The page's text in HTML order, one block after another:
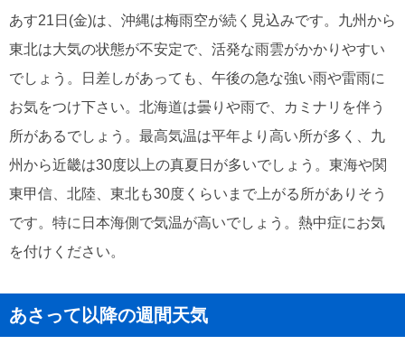
あす21日(金)は、沖縄は梅雨空が続く見込みです。九州から
東北は大気の状態が不安定で、活発な雨雲がかかりやすい
でしょう。日差しがあっても、午後の急な強い雨や雷雨に
お気をつけ下さい。北海道は曇りや雨で、カミナリを伴う
所があるでしょう。最高気温は平年より高い所が多く、九
州から近畿は30度以上の真夏日が多いでしょう。東海や関
東甲信、北陸、東北も30度くらいまで上がる所がありそう
です。特に日本海側で気温が高いでしょう。熱中症にお気
を付けください。
あさって以降の週間天気